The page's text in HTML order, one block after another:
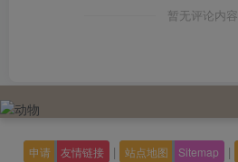
暂无评论内容
申请 友情链接 | 站点地图 Sitemap |